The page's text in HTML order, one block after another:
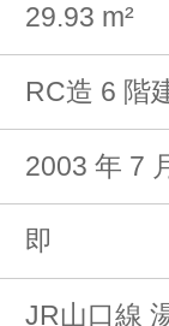
29.93 m²
RC造 6
2003 年
即
JR山口線